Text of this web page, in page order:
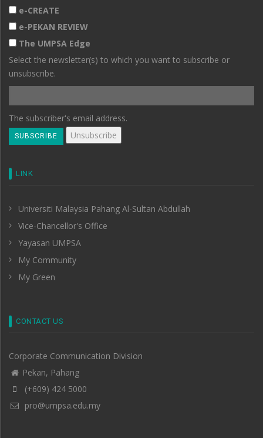
e-CREATE
e-PEKAN REVIEW
The UMPSA Edge
Select the newsletter(s) to which you want to subscribe or
unsubscribe.
The subscriber's email address.
LINK
Universiti Malaysia Pahang Al-Sultan Abdullah
Vice-Chancellor's Office
Yayasan UMPSA
My Community
My Green
CONTACT US
Corporate Communication Division
Pekan, Pahang
(+609) 424 5000
pro@umpsa.edu.my